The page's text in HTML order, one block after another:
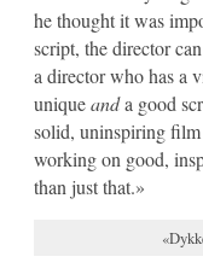
he thought it was
script, the director
a director who has a
uniqueanda good
solid, uninspiring film
working on good,
than just that.»